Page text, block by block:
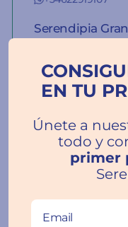
Serendipia
+34627355675
tiendas es
EN TU
Únete a
todo y
primer